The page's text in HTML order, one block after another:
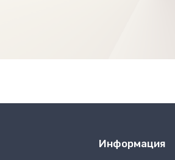
Информация